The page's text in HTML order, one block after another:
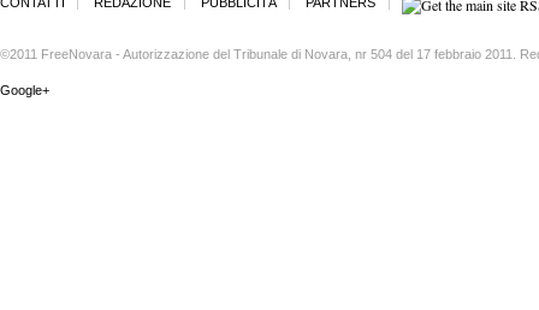
©2011 FreeNovara - Autorizzazione del Tribunale di Novara, nr 504 del 17 febbraio 2011.
Google+